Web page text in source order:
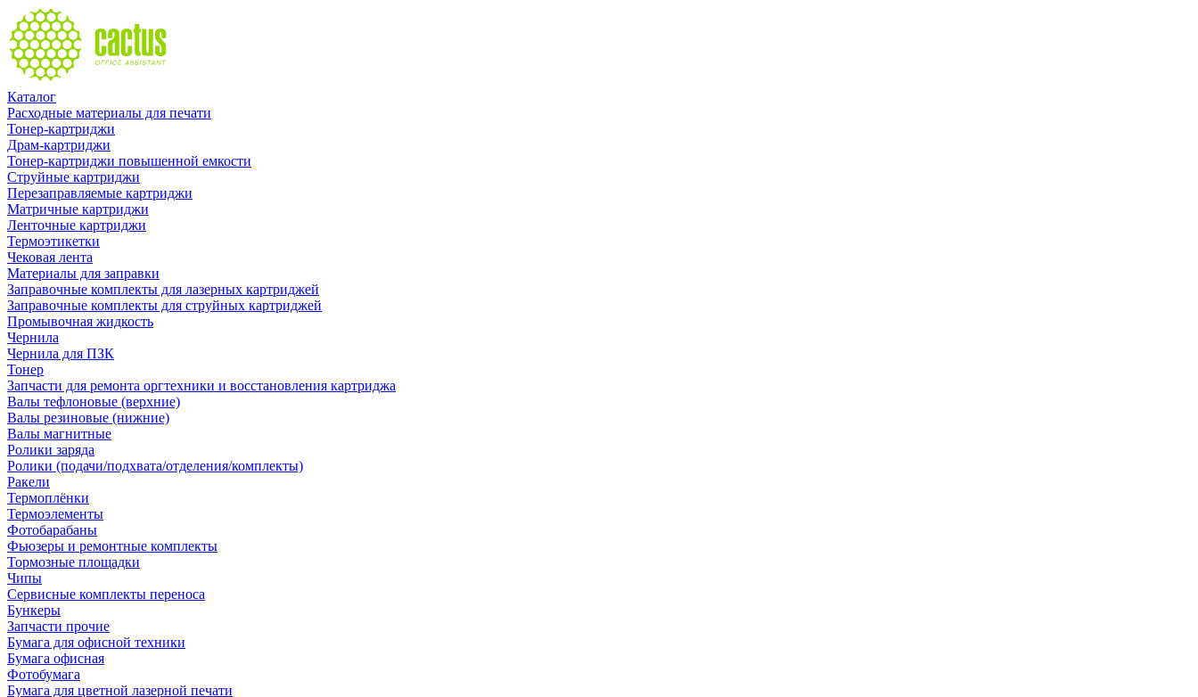
Каталог
Расходные материалы для печати
Тонер-картриджи
Драм-картриджи
Тонер-картриджи повышенной емкости
Струйные картриджи
Перезаправляемые картриджи
Матричные картриджи
Ленточные картриджи
Термоэтикетки
Чековая лента
Материалы для заправки
Заправочные комплекты для лазерных картриджей
Заправочные комплекты для струйных картриджей
Промывочная жидкость
Чернила
Чернила для ПЗК
Тонер
Запчасти для ремонта оргтехники и восстановления картриджа
Валы тефлоновые (верхние)
Валы резиновые (нижние)
Валы магнитные
Ролики заряда
Ролики (подачи/подхвата/отделения/комплекты)
Ракели
Термоплёнки
Термоэлементы
Фотобарабаны
Фьюзеры и ремонтные комплекты
Тормозные площадки
Чипы
Сервисные комплекты переноса
Бункеры
Запчасти прочие
Бумага для офисной техники
Бумага офисная
Фотобумага
Бумага для цветной лазерной печати